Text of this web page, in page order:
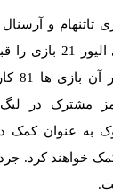
تاتنهام و
عهده خواهد
مشترک در لیگ
به عنوان کمک
خواهند کرد.